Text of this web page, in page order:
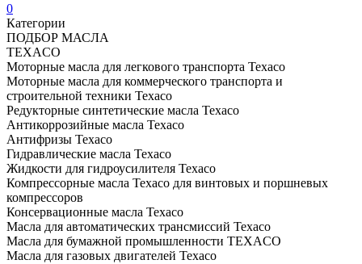
0
Категории
ПОДБОР МАСЛА
TEXACO
Моторные масла для легкового транспорта Texaco
Моторные масла для коммерческого транспорта и
строительной техники Texaco
Редукторные синтетические масла Texaco
Антикоррозийные масла Texaco
Антифризы Texaco
Гидравлические масла Texaco
Жидкости для гидроусилителя Texaco
Компрессорные масла Texaco для винтовых и поршневых
компрессоров
Консервационные масла Texaco
Масла для автоматических трансмиссий Texaco
Масла для бумажной промышленности TEXACO
Масла для газовых двигателей Texaco